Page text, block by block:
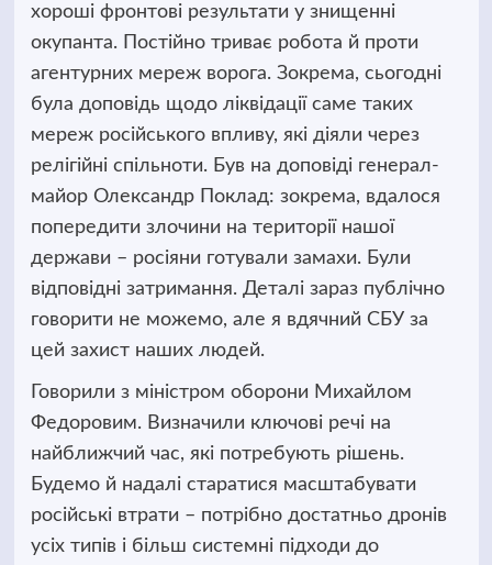
хороші фронтові результати у знищенні
окупанта. Постійно триває робота й проти
агентурних мереж ворога. Зокрема, сьогодні
була доповідь щодо ліквідації саме таких
мереж російського впливу, які діяли через
релігійні спільноти. Був на доповіді генерал-
майор Олександр Поклад: зокрема, вдалося
попередити злочини на території нашої
держави – росіяни готували замахи. Були
відповідні затримання. Деталі зараз публічно
говорити не можемо, але я вдячний СБУ за
цей захист наших людей.
Говорили з міністром оборони Михайлом
Федоровим. Визначили ключові речі на
найближчий час, які потребують рішень.
Будемо й надалі старатися масштабувати
російські втрати – потрібно достатньо дронів
усіх типів і більш системні підходи до